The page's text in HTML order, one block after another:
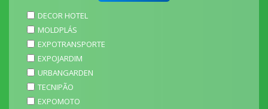
DECOR HOTEL
MOLDPLÁS
EXPOTRANSPORTE
EXPOJARDIM
URBANGARDEN
TECNIPÃO
EXPOMOTO